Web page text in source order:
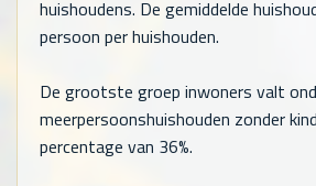
huishoudens. De gemiddelde
persoon per huishouden.
De grootste groep inwoners valt
meerpersoonshuishouden zonder
percentage van 36%.